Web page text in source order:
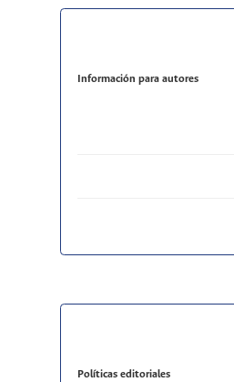
Información para autores
Políticas editoriales